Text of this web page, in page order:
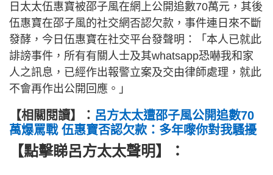
日太太伍惠寶被邵子風在網上公開追數70萬元，其後
伍惠寶在邵子風的社交網否認欠款，事件連日來不斷
發酵，今日伍惠寶在社交平台發聲明：「本人已就此
誹謗事件，所有有關人士及其whatsapp恐嚇我和家
人之訊息，已經作出報警立案及交由律師處理，就此
不會再作出公開回應。」
【相關閱讀】： 呂方太太遭邵子風公開追數70
萬爆罵戰 伍惠寶否認欠款：多年嚟你對我騷擾
【點擊睇呂方太太聲明】：